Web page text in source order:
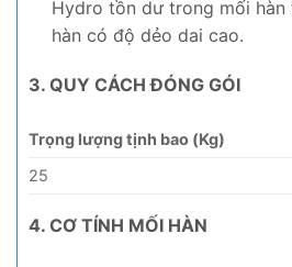
Hydro tồn dư trong mối
hàn có độ dẻo dai cao.
3. QUY CÁCH ĐÓNG GÓI
Trọng lượng tịnh bao (Kg)
25
4. CƠ TÍNH MỐI HÀN